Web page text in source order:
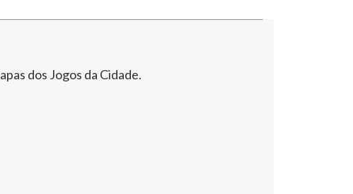
dos Jogos da Cidade.